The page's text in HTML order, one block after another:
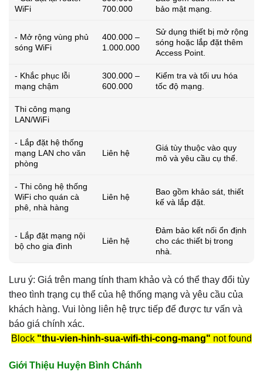
WiFi
700.000
bảo mật mạng.
- Mở rộng vùng phủ
sóng WiFi
400.000 –
1.000.000
Sử dụng thiết bị mở rộng
sóng hoặc lắp đặt thêm
Access Point.
- Khắc phục lỗi
mạng chậm
300.000 –
600.000
Kiểm tra và tối ưu hóa
tốc độ mạng.
Thi công mạng
LAN/WiFi
- Lắp đặt hệ thống
mạng LAN cho văn
phòng
Liên hệ
Giá tùy thuộc vào quy
mô và yêu cầu cụ thể.
- Thi công hệ thống
WiFi cho quán cà
phê, nhà hàng
Liên hệ
Bao gồm khảo sát, thiết
kế và lắp đặt.
- Lắp đặt mạng nội
bộ cho gia đình
Liên hệ
Đảm bảo kết nối ổn định
cho các thiết bị trong
nhà.
Lưu ý: Giá trên mang tính tham khảo và có thể thay đổi tùy
theo tình trạng cụ thể của hệ thống mạng và yêu cầu của
khách hàng. Vui lòng liên hệ trực tiếp để được tư vấn và
báo giá chính xác.
Block "thu-vien-hinh-sua-wifi-thi-cong-mang" not found
Giới Thiệu Huyện Bình Chánh